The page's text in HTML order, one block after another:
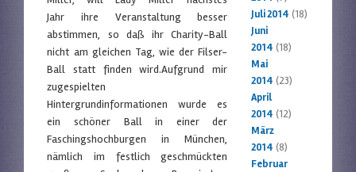
Jahr ihre Veranstaltung besser
abstimmen, so daß ihr Charity-Ball
nicht am gleichen Tag, wie der Filser-
Ball statt finden wird.Aufgrund mir
zugespielten
Hintergrundinformationen wurde es
ein schöner Ball in einer der
Faschingshochburgen in München,
nämlich im festlich geschmückten
Juli 2014 (18)
Juni
2014 (18)
Mai
2014 (23)
April
2014 (12)
März
2014 (8)
Februar